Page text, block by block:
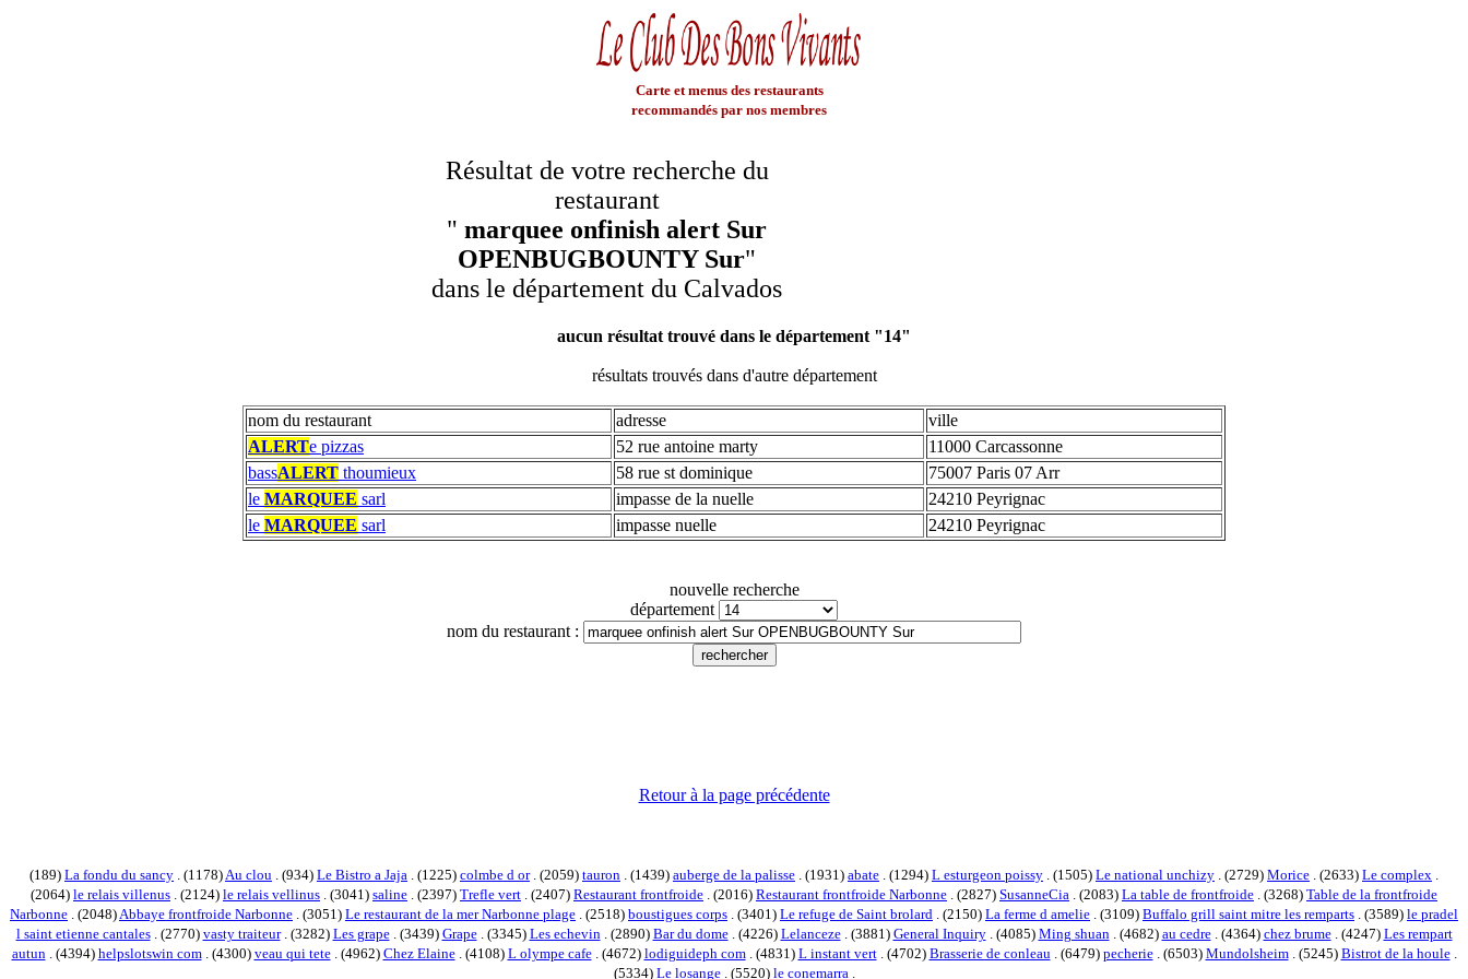
Carte et menus des restaurants
recommandés par nos membres
Résultat de votre recherche du
restaurant
" marquee onfinish alert Sur
OPENBUGBOUNTY Sur"
dans le département du Calvados
aucun résultat trouvé dans le département "14"
résultats trouvés dans d'autre département
nom du restaurant adresse
ville
ALERTe pizzas 52 rue antoine marty
11000 Carcassonne
bassALERT thoumieux 58 rue st dominique
75007 Paris 07 Arr
le MARQUEE sarl impasse de la nuelle
24210 Peyrignac
le MARQUEE sarl impasse nuelle 24210 Peyrignac
nouvelle recherche
département
nom du restaurant :
Retour à la page précédente
(189) La fondu du sancy . (1178)Au clou . (934) Le Bistro a Jaja . (1225) colmbe d or. (2059) tauron . (1439) auberge de la palisse . (1931) abate . (1294) L esturgeon poissy . (1505) Le national unchizy . (2729) Morice . (2633) Le complex .
(2064) le relais villenus . (2124) le relais vellinus . (3041) saline . (2397) Trefle vert . (2407) Restaurant frontfroide . (2016) Restaurant frontfroide Narbonne . (2827) SusanneCia . (2083) La table de frontfroide . (3268) Table de la frontfroide
Narbonne . (2048)Abbaye frontfroide Narbonne . (3051) Le restaurant de la mer Narbonne plage . (2518) boustigues corps . (3401) Le refuge de Saint brolard . (2150) La ferme d amelie . (3109) Buffalo grill saint mitre les remparts . (3589) le pradel
l saint etienne cantales. (2770) vasty traiteur. (3282) Les grape. (3439) Grape. (3345) Les echevin. (2890) Bar du dome. (4226) Lelanceze. (3881) General Inquiry. (4085) Ming shuan. (4682) au cedre. (4364) chez brume. (4247) Les rempart
autun. (4394) helpslotswin com. (4300) veau qui tete. (4962) Chez Elaine. (4108) L olympe cafe. (4672) lodiguideph com. (4831) L instant vert. (4702) Brasserie de conleau. (6479) pecherie. (6503) Mundolsheim. (5245) Bistrot de la houle.
(5334) Le losange. (5520) le conemarra.